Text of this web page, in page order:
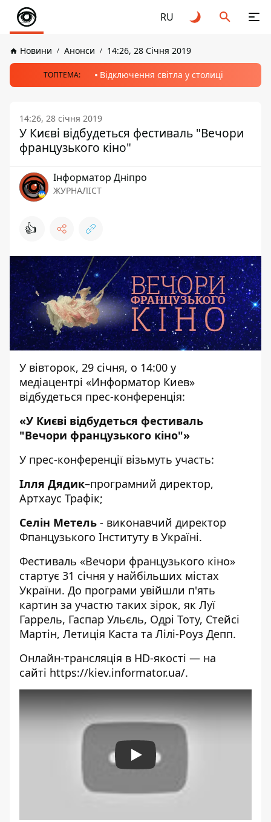
RU
Новини Анонси 14:26, 28 Січня 2019
ТОПТЕМА: Відключення світла у столиці
14:26, 28 січня 2019
У Києві відбудеться фестиваль "Вечори
французького кіно"
Інформатор Дніпро
ЖУРНАЛІСТ
👍
У вівторок, 29 січня, о 14:00 у
медіацентрі «Информатор Киев»
відбудеться прес-конференція:
«У Києві відбудеться фестиваль
"Вечори французького кіно"»
У прес-конференції візьмуть участь:
Ілля Дядик–програмний директор,
Артхаус Трафік;
Селін Метель - виконавчий директор
Фпанцузького Інституту в Україні.
Фестиваль «Вечори французького кіно»
стартує 31 січня у найбільших містах
України. До програми увійшли п'ять
картин за участю таких зірок, як Луї
Гаррель, Гаспар Ульєль, Одрі Тоту, Стейсі
Мартін, Летиція Каста та Лілі-Роуз Депп.
Онлайн-трансляція в HD-якості — на
сайті https://kiev.informator.ua/.
Play